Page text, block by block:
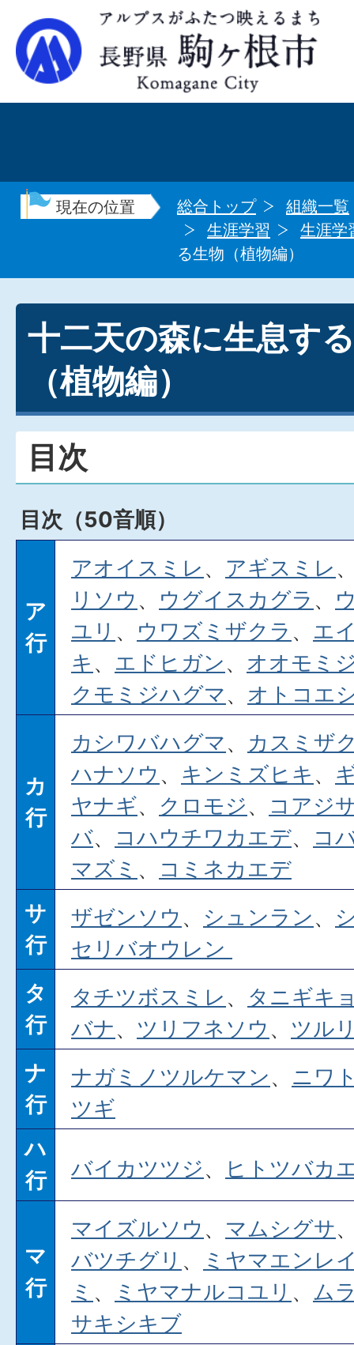
現在の位置 総合トップ
組織一覧
生涯学習
生涯学
る生物（植物編）
十二天の森に生息す
（植物編）
目次
目次（50音順）
ア
行
アオイスミレ 、 アギスミレ
リソウ 、 ウグイスカグラ 、
ユリ 、 ウワズミザクラ 、 エ
キ 、 エドヒガン、 オオモミ
クモミジハグマ、 オトコエ
カ
行
カシワバハグマ、 カスミザ
ハナソウ 、 キンミズヒキ 、
ヤナギ、 クロモジ、
コアジ
バ、 コハウチワカエデ、
コ
マズミ 、
コミネカエデ
サ
行
ザゼンソウ 、 シュンラン、
セリバオウレン
タ
行
タチツボスミレ 、 タニギキ
バナ、 ツリフネソウ 、 ツル
ナ
行
ナガミノツルケマン、 ニワ
ツギ
ハ
行
バイカツツジ、 ヒトツバカ
マ
行
マイズルソウ 、 マムシグサ
バツチグリ 、
ミヤマエンレ
ミ 、 ミヤマナルコユリ 、 ム
サキシキブ